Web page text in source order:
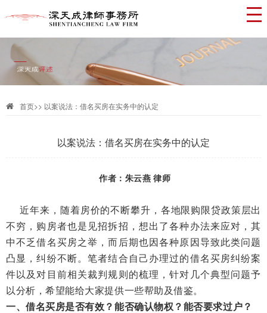
首页>> 以案说法：借名买房在实务中的认定
以案说法：借名买房在实务中的认定
作者：朱云燕 律师
近年来，随着房价的不断攀升，各地限购限贷政策层出
不穷，购房者也是见招拆招，想出了各种办法来应对，其
中不乏借名买房之举，而后期也因各种原因导致此类问题
凸显，纠纷不断。笔者结合自己办理过的借名买房纠纷案
件以及对目前相关裁判规则的梳理，针对几个典型问题予
以分析，希望能给大家提供一些帮助及借鉴。
一、借名买房是否有效？能否确认物权？能否要求过户？